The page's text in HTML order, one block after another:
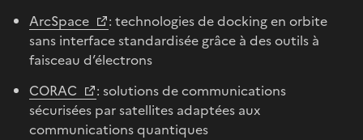
ArcSpace
: technologies de docking en orbite
sans interface standardisée grâce à des outils à
faisceau d’électrons
CORAC
: solutions de communications
sécurisées par satellites adaptées aux
communications quantiques